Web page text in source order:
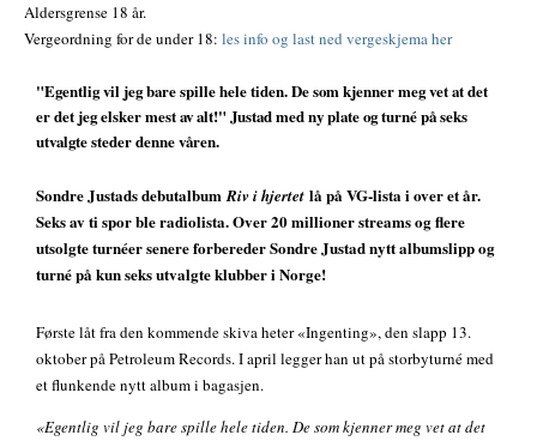
Aldersgrense 18 år.
Vergeordning for de under 18: les info og last ned vergeskjema her
"Egentlig vil jeg bare spille hele tiden. De som kjenner meg vet at det
er det jeg elsker mest av alt!" Justad med ny plate og turné på seks
utvalgte steder denne våren.
Sondre Justads debutalbumRiv i hjertet lå på VG-lista i over et år.
Seks av ti spor ble radiolista. Over 20 millioner streams og flere
utsolgte turnéer senere forbereder Sondre Justad nytt albumslipp og
turné på kun seks utvalgte klubber i Norge!
Første låt fra den kommende skiva heter «Ingenting», den slapp 13.
oktober på Petroleum Records. I april legger han ut på storbyturné med
et flunkende nytt album i bagasjen.
«Egentlig vil jeg bare spille hele tiden. De som kjenner meg vet at det